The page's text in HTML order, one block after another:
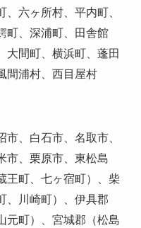
六ヶ所村、平内町、
町、深浦町、田舎館
大間町、横浜町、蓬田
間浦村、西目屋村
、白石市、名取市、
市、栗原市、東松島
王町、七ヶ宿町）、柴
、川崎町）、伊具郡
元町）、宮城郡（松島